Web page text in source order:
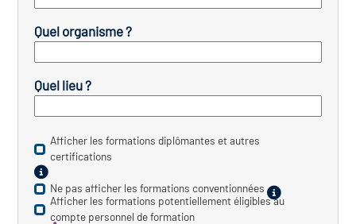
des transitions
de construction)
des secteurs(en
construction)
Quel organisme ?
Quel lieu ?
Afficher les formations diplômantes et autres
certifications
Ne pas afficher les formations conventionnées
Afficher les formations potentiellement éligibles au
compte personnel de formation